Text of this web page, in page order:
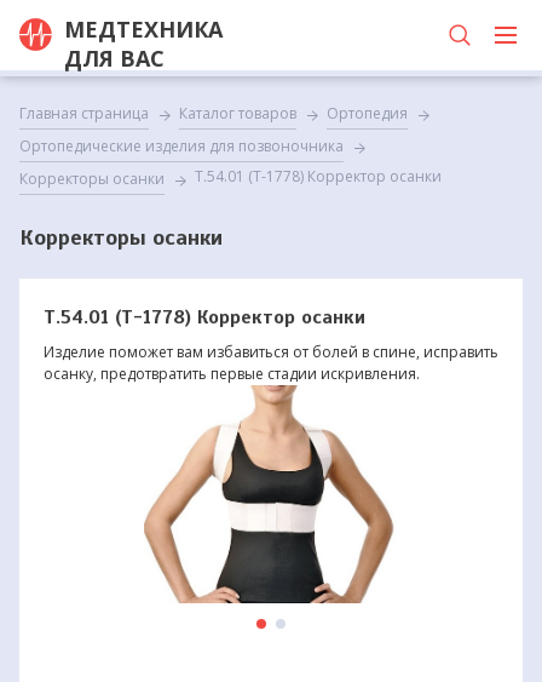
МЕДТЕХНИКА
ДЛЯ ВАС
Главная страница Каталог товаров
Ортопедия
Ортопедические изделия для позвоночника
Корректоры осанки
Т.54.01 (Т-1778) Корректор осанки
Корректоры осанки
Т.54.01 (Т-1778) Корректор осанки
Изделие поможет вам избавиться от болей в спине, исправить
осанку, предотвратить первые стадии искривления.